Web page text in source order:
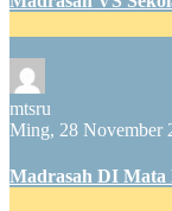
mtsru
Ming, 28 November
Madrasah DI Mata